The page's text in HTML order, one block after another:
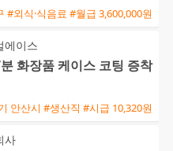
#외식·식음료 #월급 3,600,000원
에이스
화장품 케이스 코팅 증착
안산시 #생산직 #시급 10,320원
사